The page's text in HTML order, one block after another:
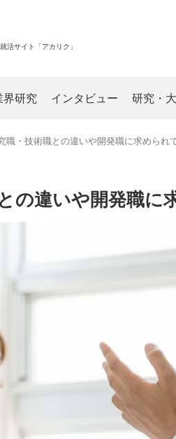
活サイト「アカリク」
界研究 インタビュー 研究・
職・技術職との違いや開発職に求められ
の違いや開発職に